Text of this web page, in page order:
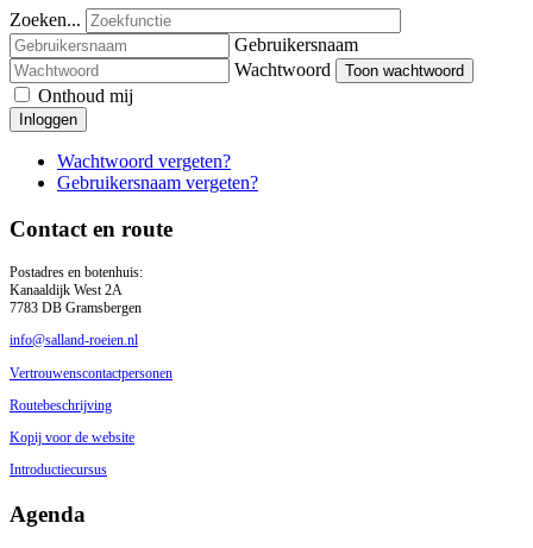
Zoeken...
Gebruikersnaam
Wachtwoord
Toon wachtwoord
Onthoud mij
Inloggen
Wachtwoord vergeten?
Gebruikersnaam vergeten?
Contact en route
Postadres en botenhuis:
Kanaaldijk West 2A
7783 DB Gramsbergen
info@salland-roeien.nl
Vertrouwenscontactpersonen
Routebeschrijving
Kopij voor de website
Introductiecursus
Agenda